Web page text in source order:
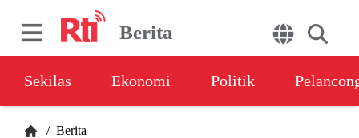
Berita
Sekilas Ekonomi Politik
/ Berita